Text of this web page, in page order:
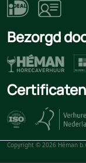
Bezorgd
Certificaten
Copyright © 2026 Héman